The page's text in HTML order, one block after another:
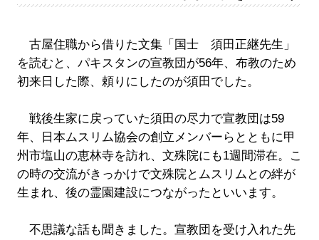
古屋住職から借りた文集「国士 須田正継先生」
を読むと、パキスタンの宣教団が56年、布教のため
初来日した際、頼りにしたのが須田でした。
戦後生家に戻っていた須田の尽力で宣教団は59
年、日本ムスリム協会の創立メンバーらとともに甲
州市塩山の恵林寺を訪れ、文殊院にも1週間滞在。こ
の時の交流がきっかけで文殊院とムスリムとの絆が
生まれ、後の霊園建設につながったといいます。
不思議な話も聞きました。宣教団を受け入れた先